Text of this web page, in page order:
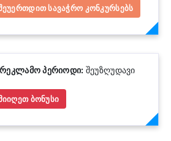
სავაჭრო კონკურსებს
პერიოდი: შეუზღუდავი
ბონუსი